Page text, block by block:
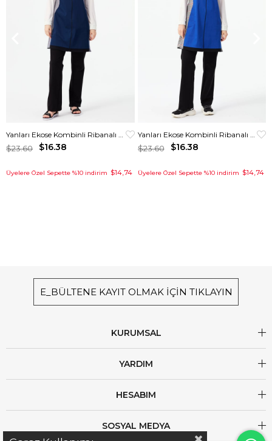
$16.38
$23.60
Üyelere Özel Sepette %10 indirim $14,74
$16.38
$23.60
Üyelere Özel Sepette %10 indirim $14,74
E_BÜLTENE KAYIT OLMAK İÇİN TIKLAYIN
KURUMSAL
YARDIM
HESABIM
SOSYAL MEDYA